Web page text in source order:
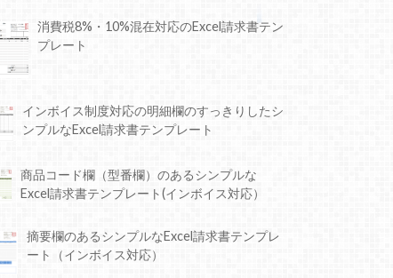
消費税8%・10%混在対応のExcel請求書テン
プレート
インボイス制度対応の明細欄のすっきりしたシ
ンプルなExcel請求書テンプレート
商品コード欄（型番欄）のあるシンプルな
Excel請求書テンプレート(インボイス対応）
摘要欄のあるシンプルなExcel請求書テンプレ
ート（インボイス対応）